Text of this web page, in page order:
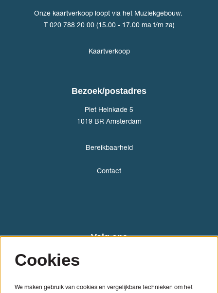
Onze kaartverkoop loopt via het Muziekgebouw.
T 020 788 20 00 (15.00 - 17.00 ma t/m za)
Kaartverkoop
Bezoek/postadres
Piet Heinkade 5
1019 BR Amsterdam
Bereikbaarheid
Contact
Volg ons
Cookies
We maken gebruik van cookies en vergelijkbare technieken om het